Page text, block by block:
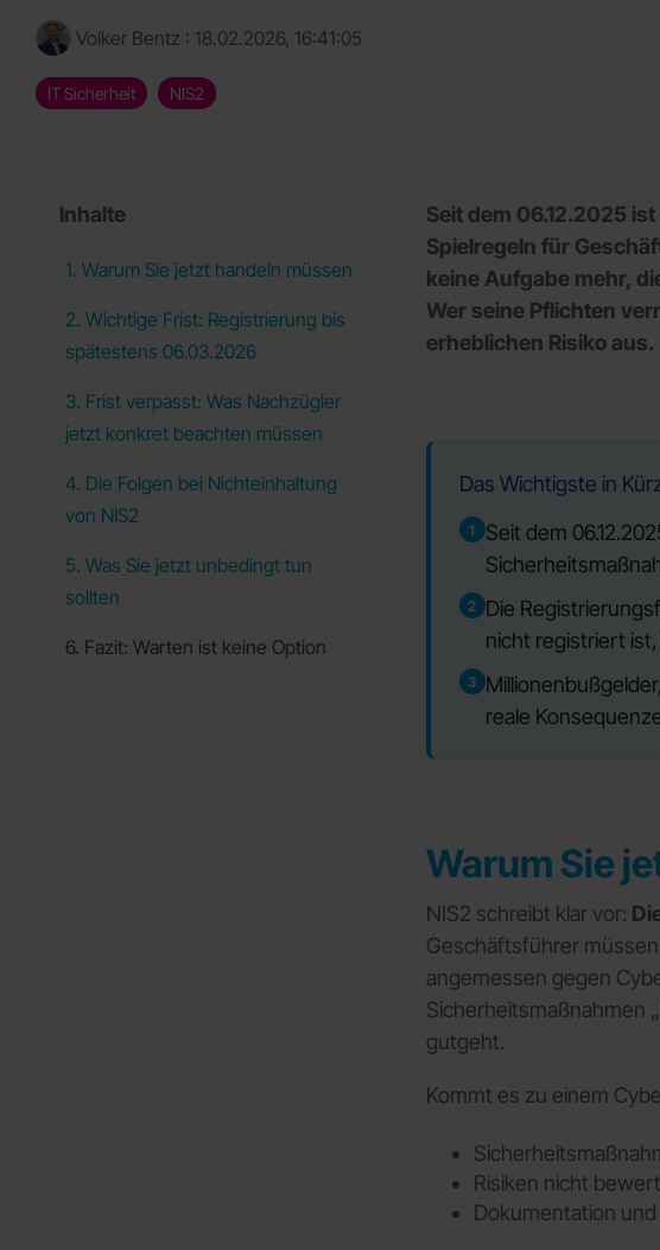
Volker Bentz : 18.02.2026, 16:41:05
IT Sicherheit NIS2
Inhalte
1. Warum Sie jetzt handeln müssen
2. Wichtige Frist: Registrierung bis
spätestens 06.03.2026
3. Frist verpasst: Was Nachzügler
jetzt konkret beachten müssen
4. Die Folgen bei Nichteinhaltung
von NIS2
5. Was Sie jetzt unbedingt tun
sollten
6. Fazit: Warten ist keine Option
Seit dem 06.12.2025
Spielregeln für
keine Aufgabe mehr,
Wer seine Pflichten
erheblichen Risiko aus.
Das Wichtigste in
1
Seit dem
2 Die
nicht registriert
3
reale
Warum Sie
NIS2 schreibt klar vor:
Geschäftsführer
angemessen gegen
Sicherheitsmaßnahmen
gutgeht.
Kommt es zu einem
Risiken nicht
Dokumentation